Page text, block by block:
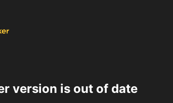
version is out of date